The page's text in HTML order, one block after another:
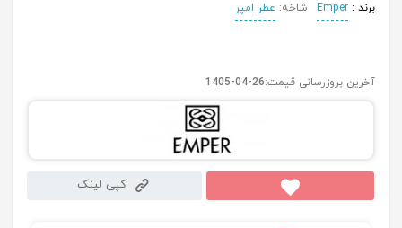
برند : Emper شاخه: عطر امپر
آخرین بروزرسانی قیمت:1405-04-26
کپی لینک